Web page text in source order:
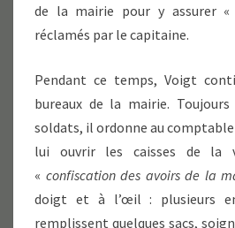
de la mairie pour y assurer
réclamés par le capitaine.
Pendant ce temps, Voigt
bureaux de la mairie. Toujours
soldats, il ordonne au
lui ouvrir les caisses de la
« confiscation des avoirs de la
doigt et à l’œil : plusieurs
remplissent quelques sacs,